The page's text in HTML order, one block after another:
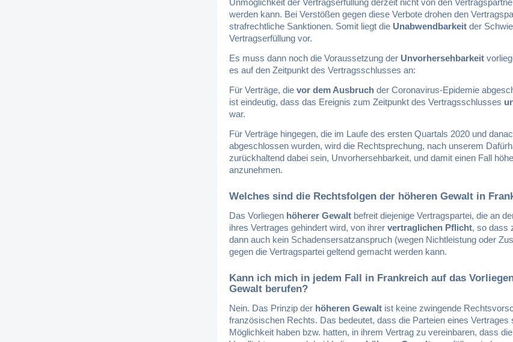
Unmöglichkeit der Vertragserfüllung derzeit nicht von den
werden kann. Bei Verstößen gegen diese Verbote drohen den
strafrechtliche Sanktionen. Somit liegt die Unabwendbarkeitder
Vertragserfüllung vor.
Es muss dann noch die Voraussetzung der Unvorhersehbarkeit
es auf den Zeitpunkt des Vertragsschlusses an:
Für Verträge, die vor dem Ausbruchder Coronavirus-Epidemie
ist eindeutig, dass das Ereignis zum Zeitpunkt des Vertragsschlusses
war.
Für Verträge hingegen, die im Laufe des ersten Quartals 2020 und
abgeschlossen wurden, wird die Rechtsprechung, nach unserem
zurückhaltend dabei sein, Unvorhersehbarkeit, und damit einen Fall
anzunehmen.
Welches sind die Rechtsfolgen der höheren Gewalt in
Das Vorliegen höherer Gewaltbefreit diejenige Vertragspartei, die an
ihres Vertrages gehindert wird, von ihrer vertraglichen Pflicht, so dass
dann auch kein Schadensersatzanspruch (wegen Nichtleistung oder
gegen die Vertragspartei geltend gemacht werden kann.
Kann ich mich in jedem Fall in Frankreich auf das
Gewalt berufen?
Nein. Das Prinzip der höheren Gewaltist keine zwingende
französischen Rechts. Das bedeutet, dass die Parteien eines Vertrages
Möglichkeit haben bzw. hatten, in ihrem Vertrag zu vereinbaren, dass